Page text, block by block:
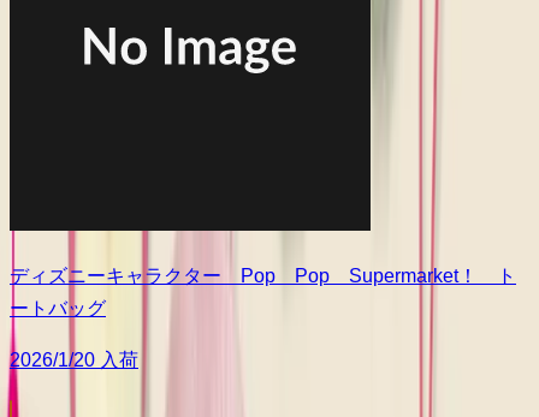
ディズニーキャラクター Pop Pop Supermarket！ ト
ートバッグ
2026/1/20 入荷